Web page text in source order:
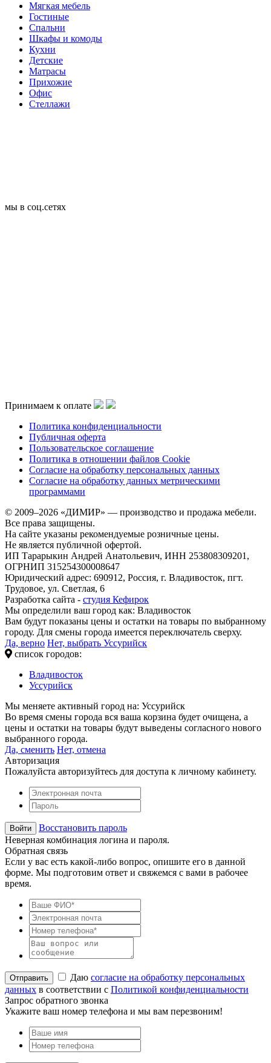
Мягкая мебель
Гостиные
Спальни
Шкафы и комоды
Кухни
Детские
Матрасы
Прихожие
Офис
Стеллажи
мы в соц.сетях
Принимаем к оплате
Политика конфиденциальности
Публичная оферта
Пользовательское соглашение
Политика в отношении файлов Cookie
Согласие на обработку персональных данных
Согласие на обработку данных метрическими
программами
© 2009–2026 «ДИМИР» — производство и продажа мебели.
Все права защищены.
На сайте указаны рекомендуемые розничные цены.
Не является публичной офертой.
ИП Тарарыкин Андрей Анатольевич, ИНН 253808309201,
ОГРНИП 315254300008647
Юридический адрес: 690912, Россия, г. Владивосток, пгт.
Трудовое, ул. Светлая, 6
Разработка сайта - студия Кефирок
Мы определили ваш город как: Владивосток
Вам будут показаны цены и остатки на товары по выбранному
городу. Для смены города имеется переключатель сверху.
Да, верно Нет, выбрать Уссурийск
список городов:
Владивосток
Уссурийск
Мы меняете активный город на: Уссурийск
Во время смены города вся ваша корзина будет очищена, а
цены и остатки на товары будут выведены согласного нового
выбранного города.
Да, сменить Нет, отмена
Авторизация
Пожалуйста авторизуйтесь для доступа к личному кабинету.
Восстановить пароль
Неверная комбинация логина и пароля.
Обратная связь
Если у вас есть какой-либо вопрос, опишите его в данной
форме. Мы подготовим ответ и свяжемся с вами в рабочее
время.
Даю согласие на обработку персональных
данных в соответствии с Политикой конфиденциальности
Запрос обратного звонка
Укажите ваш номер телефона и мы вам перезвоним!